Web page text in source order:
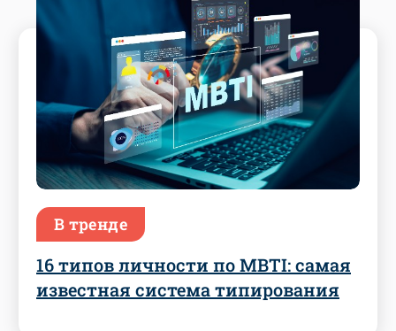
В тренде
16 типов личности по MBTI: самая
известная система типирования